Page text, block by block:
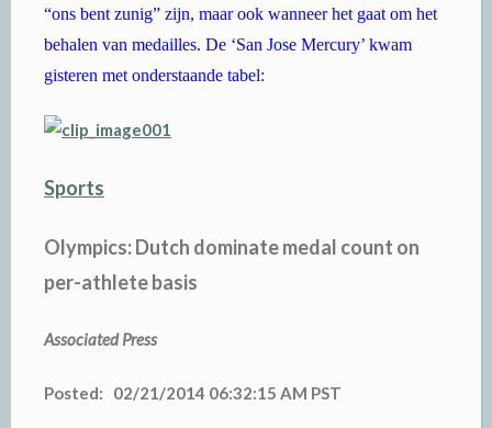
“ons bent zunig” zijn, maar ook wanneer het gaat om het
behalen van medailles. De ‘San Jose Mercury’ kwam
gisteren met onderstaande tabel:
Sports
Olympics: Dutch dominate medal count on
per-athlete basis
Associated Press
Posted: 02/21/2014 06:32:15 AM PST